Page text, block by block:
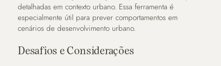
detalhadas em contexto urbano. Essa ferramenta é
especialmente útil para prever comportamentos em
cenários de desenvolvimento urbano.
Desafios e Considerações